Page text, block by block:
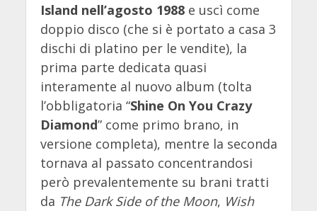
Island nell’agosto 1988 e uscì come
doppio disco (che si è portato a casa 3
dischi di platino per le vendite), la
prima parte dedicata quasi
interamente al nuovo album (tolta
l’obbligatoria “Shine On You Crazy
Diamond” come primo brano, in
versione completa), mentre la seconda
tornava al passato concentrandosi
però prevalentemente su brani tratti
da The Dark Side of the Moon, Wish